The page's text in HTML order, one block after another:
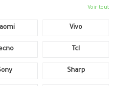
Voir tout
Vivo
Tcl
Sharp